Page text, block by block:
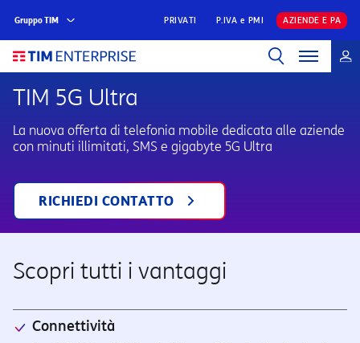
Gruppo TIM PRIVATI P.IVA e PMI AZIENDE E PA
TIM 5G Ultra
La nuova offerta di telefonia mobile dedicata alle aziende
con minuti illimitati, SMS e gigabyte 5G Ultra
RICHIEDI CONTATTO
Scopri tutti i vantaggi
Connettività